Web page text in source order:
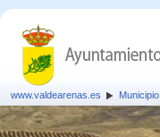
www.valdearenas.es Municipio